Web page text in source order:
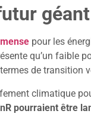
pour les
qu’un faible
de transition
climatique
pourraient être